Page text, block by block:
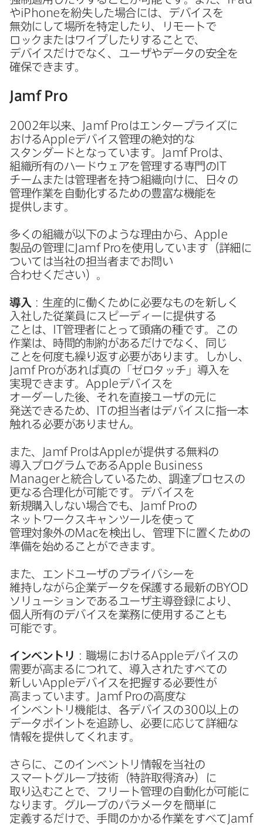
やiPhoneを​紛失した​場合には、​デバイスを​
無効にして​場所を​特定したり、​リモートで​
ロックまたは​ワイプしたりする​ことで、​
デバイスだけでなく、​ユーザや​データの​安全を​
確保できます。
Jamf Pro
2002年以来、 Jamf Pro は​エンタープライズに​
おけるAppleデバイス管理の​絶対的な​
スタンダードと​なっています。
Jamf Proは、​
組織所有の​ハードウェアを​管理する​専門の IT
チームまたは​管理者を​持つ組織向けに、​日々の​
管理作業を​自動化する​ための​豊富な​機能を​
提供します。
多くの​組織が​以下のような​理由から、 Apple
製品の​管理に Jamf Proを​使用しています​（詳細に​
ついては​当社の​担当者まで​お問い​
合わせください）。
導入 ：生産的に​働く​ために​必要な​ものを​新しく​
入社した​従業員に​スピーディーに​提供する​
ことは、
IT管理者に​とって​頭痛の​種です。​この​
作業は、​時間的制約が​あるだけでなく、​同じ​
ことを​何度も​繰り返す必要が​あります。​しかし、
Jamf Proが​あれば​真の​「ゼロタッチ」導入を​
実現できます。 Appleデバイスを​
オーダーした後、​それを​直接ユーザの​元に​
発送できる​ため、
ITの​担当者は​デバイスに​指一本​
触れる​必要が​ありません。
また、 Jamf ProはAppleが​提供する​無料の​
導入プログラムであるApple Business
Managerと​統合している​ため、​調達プロセスの​
更なる​合理化が​可能です。​デバイスを​
新規購入しない​場合でも、
Jamf Proの​
ネットワークスキャンツールを​使って​
管理対象外のMacを​検出し、​管理下に​置く​ための​
準備を​始める​ことができます。
また、​エンドユーザの​プライバシーを​
維持しながら​企業データを​保護する​最新のBYOD
ソリューションである​ユーザ主導登録に​より、​
個人所有の​デバイスを​業務に​使用する​ことも​
可能です。
インベントリ ：職場に​おけるAppleデバイスの​
需要が​高まるに​つれて、​導入された​すべての​
新しいAppleデバイスを​把握する​必要性が​
高まっています。
Jamf Proの​高度な​
インベントリ機能は、​各デバイスの300以上の​
データポイントを​追跡し、​必要に​応じて​詳細な​
情報を​提供してくれます。
さらに、​この​インベントリ情報を​当社の​
スマートグループ技術​（特許取得済み）に​
取り込むことで、​フリート管理の​自動化が​可能に​
なります。​グループの​パラメータを​簡単に​
定義するだけで、​手間の​かかる​作業を​すべて Jamf